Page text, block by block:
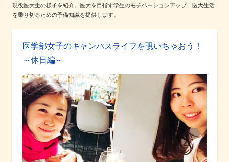
現役医大生の様子を紹介。医大を目指す学生のモチベーションアップ、医大生活
を乗り切るための予備知識を提供します。
医学部女子のキャンパスライフを覗いちゃおう！
～休日編～